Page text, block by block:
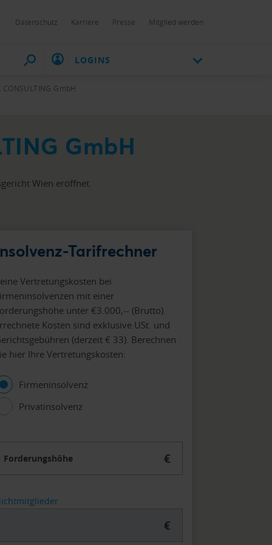
Datenschutz Karriere Presse Mitglied werden
LOGINS
CONSULTING GmbH
GmbH
Wien eröffnet.
Tarifrechner
Vertretungskosten bei
mit einer
unter €3.000,-- (Brutto).
Kosten sind exklusive USt. und
(derzeit € 33). Berechnen
hier Ihre Vertretungskosten:
Firmeninsolvenz
Privatinsolvenz
Forderungshöhe €
€